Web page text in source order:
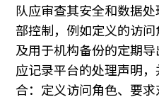
队应审查其安全和数据
部控制，例如定义的访
及用于机构备份的定期
应记录平台的处理声明
合：定义访问角色、要